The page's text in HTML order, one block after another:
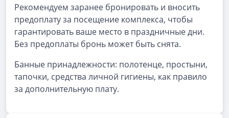
Рекомендуем заранее бронировать и вносить
предоплату за посещение комплекса, чтобы
гарантировать ваше место в праздничные дни.
Без предоплаты бронь может быть снята.
Банные принадлежности: полотенце, простыни,
тапочки, средства личной гигиены, как правило
за дополнительную плату.